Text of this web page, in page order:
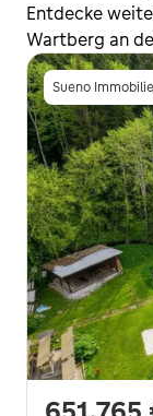
Entdecke
Wartberg an
Sueno